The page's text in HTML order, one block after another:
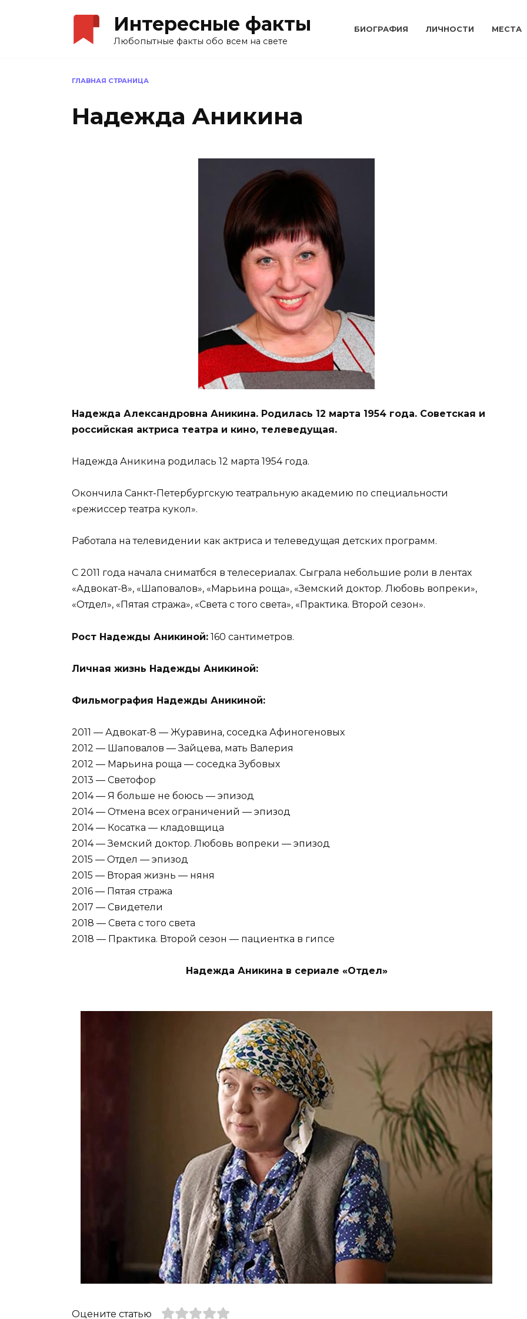
Интересные факты
Любопытные факты обо всем на свете
БИОГРАФИЯ ЛИЧНОСТИ МЕСТА
ГЛАВНАЯ СТРАНИЦА
Надежда Аникина
Надежда Александровна Аникина. Родилась 12 марта 1954 года. Советская и
российская актриса театра и кино, телеведущая.
Надежда Аникина родилась 12 марта 1954 года.
Окончила Санкт-Петербургскую театральную академию по специальности
«режиссер театра кукол».
Работала на телевидении как актриса и телеведущая детских программ.
С 2011 года начала сниматбся в телесериалах. Сыграла небольшие роли в лентах
«Адвокат-8», «Шаповалов», «Марьина роща», «Земский доктор. Любовь вопреки»,
«Отдел», «Пятая стража», «Света с того света», «Практика. Второй сезон».
Рост Надежды Аникиной: 160 сантиметров.
Личная жизнь Надежды Аникиной:
Фильмография Надежды Аникиной:
2011 — Адвокат-8 — Журавина, соседка Афиногеновых
2012 — Шаповалов — Зайцева, мать Валерия
2012 — Марьина роща — соседка Зубовых
2013 — Светофор
2014 — Я больше не боюсь — эпизод
2014 — Отмена всех ограничений — эпизод
2014 — Косатка — кладовщица
2014 — Земский доктор. Любовь вопреки — эпизод
2015 — Отдел — эпизод
2015 — Вторая жизнь — няня
2016 — Пятая стража
2017 — Свидетели
2018 — Света с того света
2018 — Практика. Второй сезон — пациентка в гипсе
Надежда Аникина в сериале «Отдел»
Оцените статью